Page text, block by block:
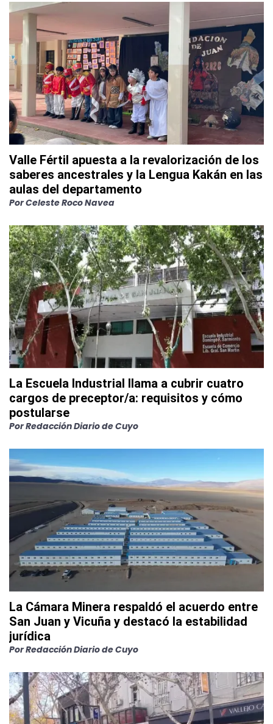
Valle Fértil apuesta a la revalorización de los
saberes ancestrales y la Lengua Kakán en las
aulas del departamento
PorCeleste Roco Navea
La Escuela Industrial llama a cubrir cuatro
cargos de preceptor/a: requisitos y cómo
postularse
PorRedacción Diario de Cuyo
La Cámara Minera respaldó el acuerdo entre
San Juan y Vicuña y destacó la estabilidad
jurídica
PorRedacción Diario de Cuyo